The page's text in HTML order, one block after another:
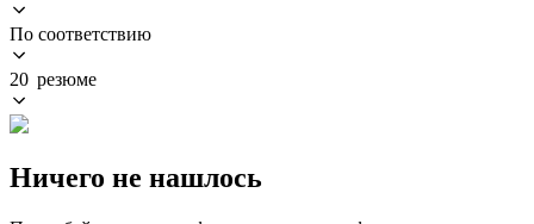
По соответствию
20 резюме
Ничего не нашлось